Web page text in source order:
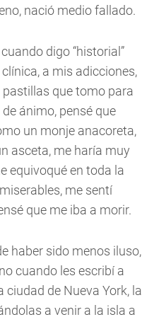
nació medio fallado.
digo “historial”
a mis adicciones,
que tomo para
ánimo, pensé que
un monje anacoreta,
asceta, me haría muy
equivoqué en toda la
me sentí
que me iba a morir.
haber sido menos iluso,
cuando les escribí a
ciudad de Nueva York, la
a venir a la isla a